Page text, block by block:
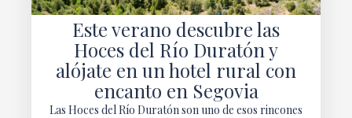
Este verano descubre las
Hoces del Río Duratón y
alójate en un hotel rural con
encanto en Segovia
Las Hoces del Río Duratón son uno de esos rincones